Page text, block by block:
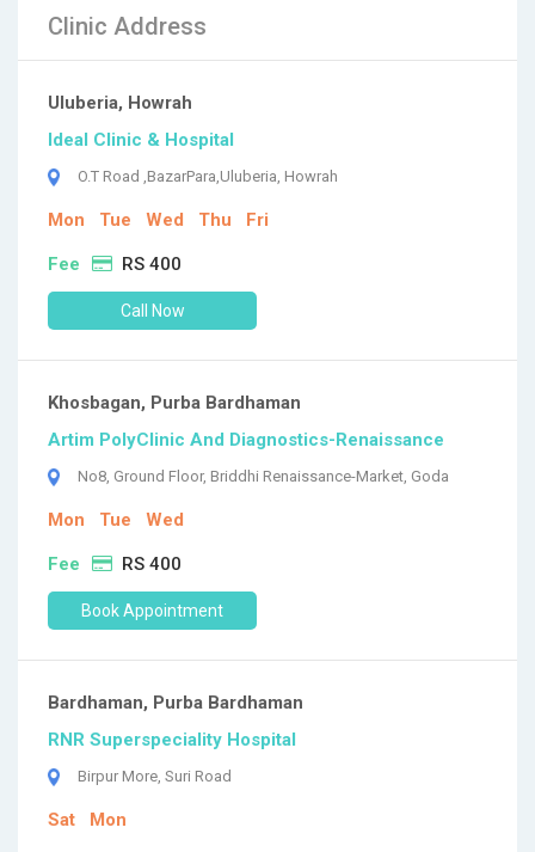
Clinic Address
Uluberia, Howrah
Ideal Clinic & Hospital
O.T Road ,BazarPara,Uluberia, Howrah
Mon Tue Wed Thu Fri
Fee RS 400
Call Now
Khosbagan, Purba Bardhaman
Artim PolyClinic And Diagnostics-Renaissance
No8, Ground Floor, Briddhi Renaissance-Market, Goda
Mon Tue Wed
Fee RS 400
Book Appointment
Bardhaman, Purba Bardhaman
RNR Superspeciality Hospital
Birpur More, Suri Road
Sat Mon